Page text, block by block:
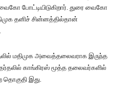
போட்டியிடுகிறார். துரை வைகோ
தனிச் சின்னத்தில்தான்
மதிமுக அவைத்தலைவராக இருந்த
காங்கிரஸ் மூத்த தலைவர்களில்
தொகுதி இது.